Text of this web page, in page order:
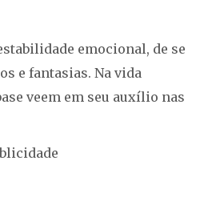
emocional, de se
e fantasias. Na vida
veem em seu auxílio nas